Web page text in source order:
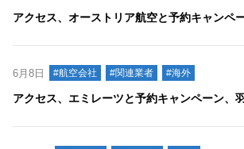
アクセス、オーストリア航空と予約キャンペ
6月8日 #航空会社 #関連業者 #海外
アクセス、エミレーツと予約キャンペーン、